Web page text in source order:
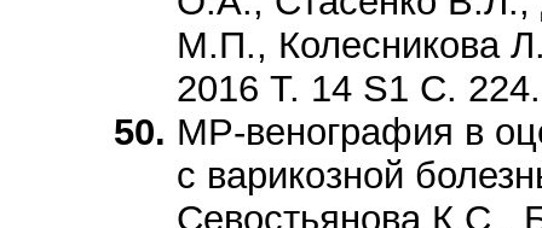
М.П., Колесникова
2016 Т. 14 S1 С. 224.
МР-венография в
с варикозной
Севостьянова К.С.,